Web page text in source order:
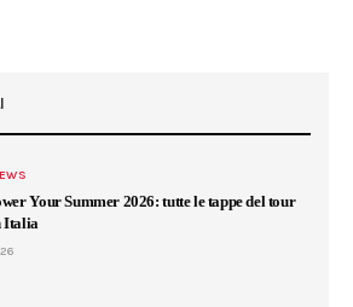
Your Summer 2026: tutte le tappe del tour
Italia